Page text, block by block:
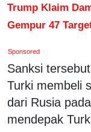
Trump Klaim
Gempur 47
Sponsored
Sanksi
Turki membeli
dari Rusia
mendepak